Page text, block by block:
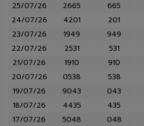
25/07/26
2665 665
24/07/26
4201 201
23/07/26
1949 949
22/07/26
2531 531
21/07/26
1910 910
20/07/26
0538 538
19/07/26
9043 043
18/07/26
4435 435
17/07/26
5048 048